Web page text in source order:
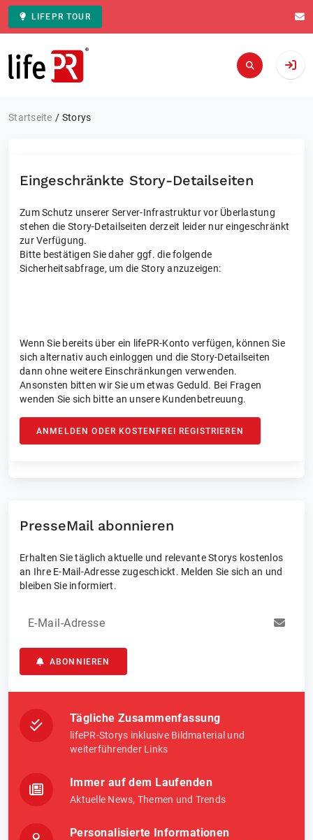
LIFEPR TOUR
Zur Startseite
Startseite Storys
Eingeschränkte Story-Detailseiten
Zum Schutz unserer Server-Infrastruktur vor Überlastung
stehen die Story-Detailseiten derzeit leider nur eingeschränkt
zur Verfügung.
Bitte bestätigen Sie daher ggf. die folgende
Sicherheitsabfrage, um die Story anzuzeigen:
Wenn Sie bereits über ein lifePR-Konto verfügen, können Sie
sich alternativ auch einloggen und die Story-Detailseiten
dann ohne weitere Einschränkungen verwenden.
Ansonsten bitten wir Sie um etwas Geduld. Bei Fragen
wenden Sie sich bitte an unsere Kundenbetreuung.
ANMELDEN ODER KOSTENFREI REGISTRIEREN
PresseMail abonnieren
Erhalten Sie täglich aktuelle und relevante Storys kostenlos
an Ihre E-Mail-Adresse zugeschickt. Melden Sie sich an und
bleiben Sie informiert.
E-Mail-Adresse
ABONNIEREN
Tägliche Zusammenfassung
lifePR-Storys inklusive Bildmaterial und
weiterführender Links
Immer auf dem Laufenden
Aktuelle News, Themen und Trends
Personalisierte Informationen